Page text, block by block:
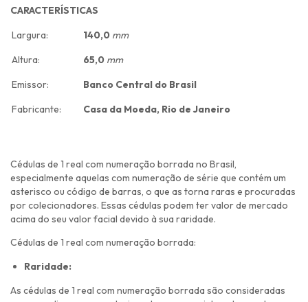
CARACTERÍSTICAS
Largura:
140,0 mm
Altura:
65,0 mm
Emissor:
Banco Central do Brasil
Fabricante:
Casa da Moeda, Rio de Janeiro
Cédulas de 1 real com numeração borrada no Brasil,
especialmente aquelas com numeração de série que contém um
asterisco ou código de barras, o que as torna raras e procuradas
por colecionadores. Essas cédulas podem ter valor de mercado
acima do seu valor facial devido à sua raridade.
Cédulas de 1 real com numeração borrada:
Raridade:
As cédulas de 1 real com numeração borrada são consideradas